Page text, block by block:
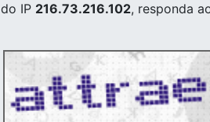
do IP 216.73.216.102, responda